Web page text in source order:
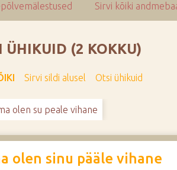
Sirvi kõiki
ÜHIKUID (2 KOKKU)
Sirvi sildi alusel Otsi ühikuid
olen su peale vihane
olen sinu pääle vihane